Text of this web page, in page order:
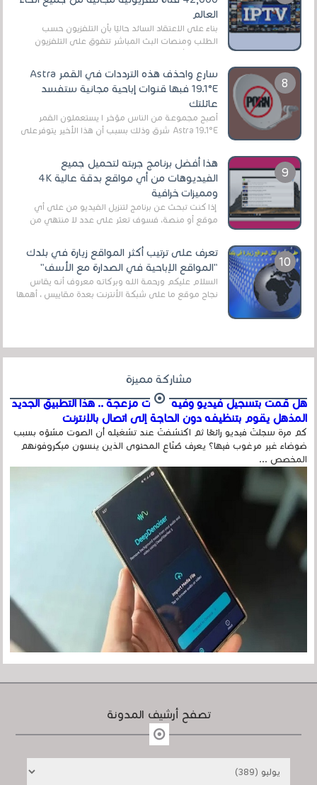
العالم
بناءً على الاعتقاد السائد حاليًا بأن التلفزيون حسب
الطلب ومنصات البث المباشر تتفوق على التلفزيون
الرقمي الأرضي التقليدي، يُعدّ IPTV-org خيار...
سارع واحذف هذه الترددات في القمر Astra
19.1°E فبها قنوات إباحية مجانية ستفسد
عائلتك
أصبح مجموعة من الناس مؤخر ا يستعملون القمر
Astra 19.1°E شرق وذلك بسبب أن هذا الأخير يتوفرعلى
هذا أفضل برنامج جربته لتحميل جميع
الفيديوهات من أي مواقع بدقة عالية 4K
ومميزات خرافية
إذا كنت تبحث عن برنامج لتنزيل الفيديو من على أي
موقع أو منصة، فسوف تعثر على عدد لا منتهي من
تعرف على ترتيب أكثر المواقع زيارة في بلدك
"المواقع الإباحية في الصدارة مع الأسف"
السلام عليكم ورحمة الله وبركاته معروف أنه يقاس
نجاح موقع ما على شبكة الأنترنت بعدة مقاييس ، أهمها
مشاركة مميزة
هل قمت بتسجيل فيديو وفيه أصوت مزعجة .. هذا التطبيق الجديد
المذهل يقوم بتنظيفه دون الحاجة إلى اتصال بالإنترنت
كم مرة سجلتَ فيديو رائعًا ثم اكتشفتَ عند تشغيله أن الصوت مشوّه بسبب
ضوضاء غير مرغوب فيها؟ يعرف صُنّاع المحتوى الذين ينسون ميكروفونهم
المخصص ...
تصفح أرشيف المدونة